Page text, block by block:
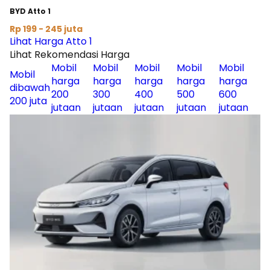
BYD Atto 1
Rp 199 - 245 juta
Lihat Harga Atto 1
Lihat Rekomendasi Harga
Mobil
dibawah
200 juta
Mobil
harga
200
jutaan
Mobil
harga
300
jutaan
Mobil
harga
400
jutaan
Mobil
harga
500
jutaan
Mobil
harga
600
jutaan